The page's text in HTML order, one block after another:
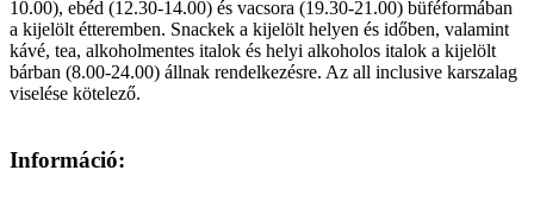
10.00), ebéd (12.30-14.00) és vacsora (19.30-21.00) büféformában
a kijelölt étteremben. Snackek a kijelölt helyen és időben, valamint
kávé, tea, alkoholmentes italok és helyi alkoholos italok a kijelölt
bárban (8.00-24.00) állnak rendelkezésre. Az all inclusive karszalag
viselése kötelező.
Információ: